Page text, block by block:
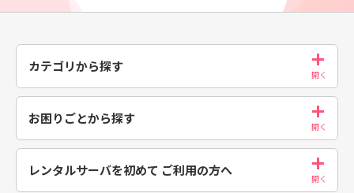
カテゴリから探す
お困りごとから探す
レンタルサーバを初めて ご利用の方へ